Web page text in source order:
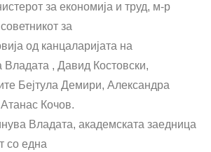
за економија и труд, м-р
за
од канцаларијата на
Владата , Давид Костовски,
Бејтула Демири, Александра
Кочов.
Владата, академската заедница
со една